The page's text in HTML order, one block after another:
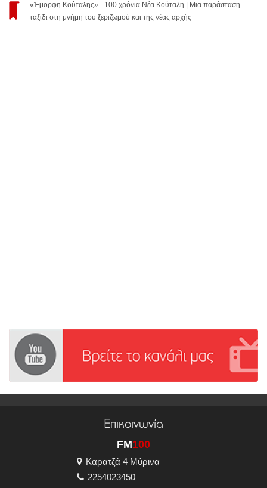
«Έμορφη Κούταλης» - 100 χρόνια Νέα Κούταλη | Μια παράσταση -
ταξίδι στη μνήμη του ξεριζωμού και της νέας αρχής
Επικοινωνία
FM100
Καρατζά 4 Μύρινα
2254023450